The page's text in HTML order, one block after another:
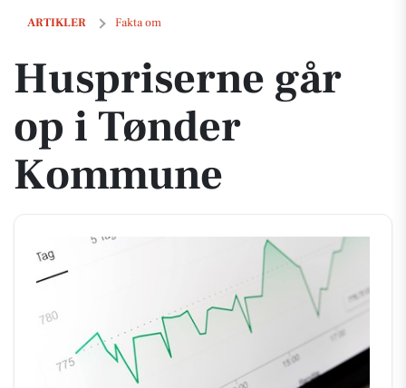
ARTIKLER Fakta om
Huspriserne går op i Tønder Kommune
Huspriserne går
op i Tønder
Kommune